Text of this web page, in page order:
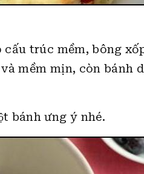
trúc mềm, bông
mềm mịn, còn bánh
bánh ưng ý nhé.